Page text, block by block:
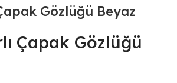
Gözlüğü Beyaz
Çapak Gözlüğü